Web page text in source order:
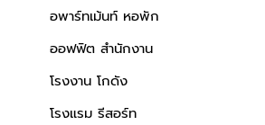
อพาร์ทเม้นท์ หอพัก
ออฟฟิต สำนักงาน
โรงงาน โกดัง
โรงแรม รีสอร์ท